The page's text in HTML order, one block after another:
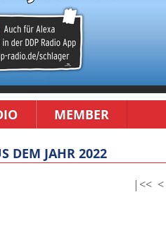
MEMBER
DEM JAHR 2022
|<< <